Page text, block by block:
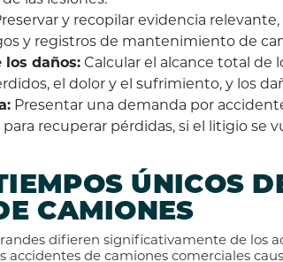
y recopilar evidencia
y registros de mantenimiento de
los daños: Calcular el alcance total de
el dolor y el sufrimiento, y los
Presentar una demanda por
recuperar pérdidas, si el litigio se
ÚNICOS
CAMIONES
difieren significativamente de los
accidentes de camiones comerciales